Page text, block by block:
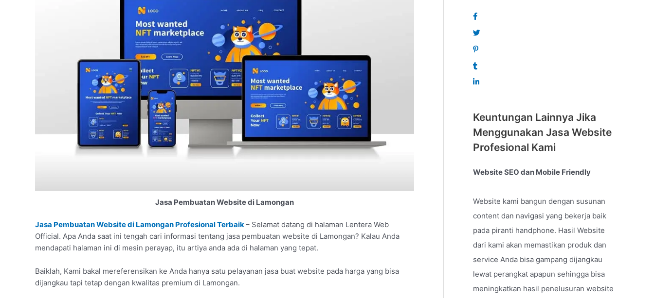
Jasa Pembuatan Website di Lamongan
Jasa Pembuatan Website di Lamongan Profesional Terbaik– Selamat datang di halaman Lentera Web
Official. Apa Anda saat ini tengah cari informasi tentang jasa pembuatan website di Lamongan? Kalau Anda
mendapati halaman ini di mesin perayap, itu artiya anda ada di halaman yang tepat.
Baiklah, Kami bakal mereferensikan ke Anda hanya satu pelayanan jasa buat website pada harga yang bisa
dijangkau tapi tetap dengan kwalitas premium di Lamongan.
Keuntungan Lainnya Jika
Menggunakan Jasa Website
Profesional Kami
Website SEO dan Mobile Friendly
Website kami bangun dengan susunan
content dan navigasi yang bekerja baik
pada piranti handphone. Hasil Website
dari kami akan memastikan produk dan
service Anda bisa gampang dijangkau
lewat perangkat apapun sehingga bisa
meningkatkan hasil penelusuran website